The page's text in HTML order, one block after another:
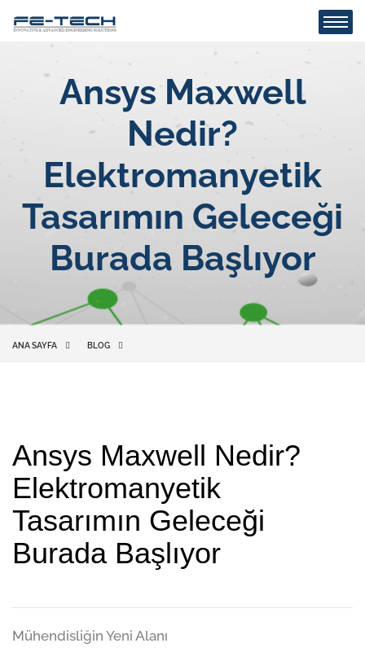
Ansys Maxwell
Nedir?
Elektromanyetik
Tasarımın Geleceği
Burada Başlıyor
ANA SAYFA BLOG
Ansys Maxwell Nedir?
Elektromanyetik
Tasarımın Geleceği
Burada Başlıyor
Mühendisliğin Yeni Alanı